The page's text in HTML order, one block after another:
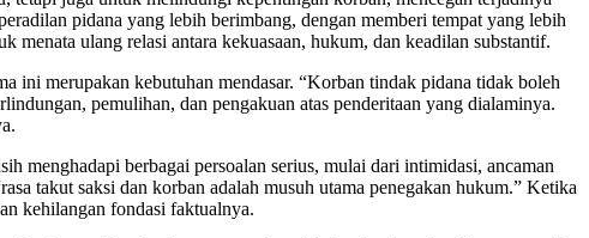
pidana yang lebih berimbang, dengan memberi tempat yang lebih
ulang relasi antara kekuasaan, hukum, dan keadilan substantif.
ini merupakan kebutuhan mendasar. “Korban tindak pidana tidak boleh
pemulihan, dan pengakuan atas penderitaan yang dialaminya.
menghadapi berbagai persoalan serius, mulai dari intimidasi, ancaman
takut saksi dan korban adalah musuh utama penegakan hukum.” Ketika
kehilangan fondasi faktualnya.